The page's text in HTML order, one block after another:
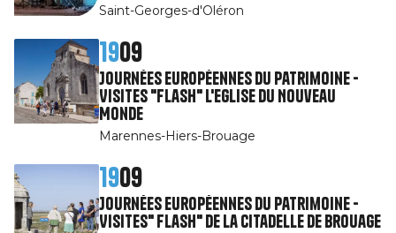
Saint-Georges-d'Oléron
1909
Journées Européennes du Patrimoine -
Visites "Flash" l'Eglise du Nouveau
Monde
Marennes-Hiers-Brouage
1909
Journées Européennes du Patrimoine -
Visites" Flash" de la citadelle de Brouage